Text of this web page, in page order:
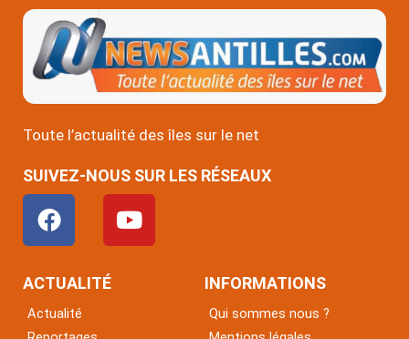
Toute l’actualité des îles sur le net
SUIVEZ-NOUS SUR LES RÉSEAUX
F
a
c
e
o
Y
o
u
ACTUALITÉ
Actualité
INFORMATIONS
Qui sommes nous ?